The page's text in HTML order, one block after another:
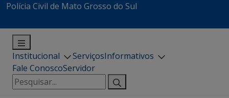
Polícia Civil de Mato Grosso do Sul
Institucional ServiçosInformativos
Fale ConoscoServidor
Pesquisar
por: